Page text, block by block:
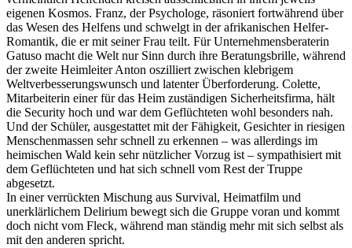
eigenen Kosmos. Franz, der Psychologe, räsoniert fortwährend über
das Wesen des Helfens und schwelgt in der afrikanischen Helfer-
Romantik, die er mit seiner Frau teilt. Für Unternehmensberaterin
Gatuso macht die Welt nur Sinn durch ihre Beratungsbrille, während
der zweite Heimleiter Anton oszilliert zwischen klebrigem
Weltverbesserungswunsch und latenter Überforderung. Colette,
Mitarbeiterin einer für das Heim zuständigen Sicherheitsfirma, hält
die Security hoch und war dem Geflüchteten wohl besonders nah.
Und der Schüler, ausgestattet mit der Fähigkeit, Gesichter in riesigen
Menschenmassen sehr schnell zu erkennen – was allerdings im
heimischen Wald kein sehr nützlicher Vorzug ist – sympathisiert mit
dem Geflüchteten und hat sich schnell vom Rest der Truppe
abgesetzt.
In einer verrückten Mischung aus Survival, Heimatfilm und
unerklärlichem Delirium bewegt sich die Gruppe voran und kommt
doch nicht vom Fleck, während man ständig mehr mit sich selbst als
mit den anderen spricht.